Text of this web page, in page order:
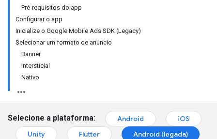
Pré-requisitos do app
Configurar o app
Inicialize o Google Mobile Ads SDK (Legacy)
Selecionar um formato de anúncio
Banner
Intersticial
Nativo
Selecione a plataforma: Android
iOS
Unity
Flutter Android (legada)